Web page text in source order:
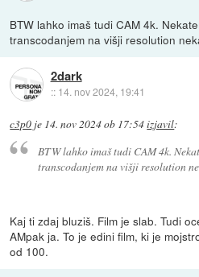
BTW lahko imaš tudi CAM 4k.
transcodanjem na višji resolution
2dark
:: 14. nov 2024, 19:41
c3p0 je 14. nov 2024 ob 17:54izjavil:
BTW lahko imaš tudi CAM 4k.
transcodanjem na višji resolution
Kaj ti zdaj bluziš. Film je slab. Tudi
AMpak ja. To je edini film, ki je
od 100.